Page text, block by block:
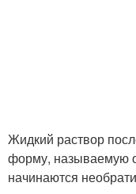
Жидкий раствор
форму, называемую
начинаются